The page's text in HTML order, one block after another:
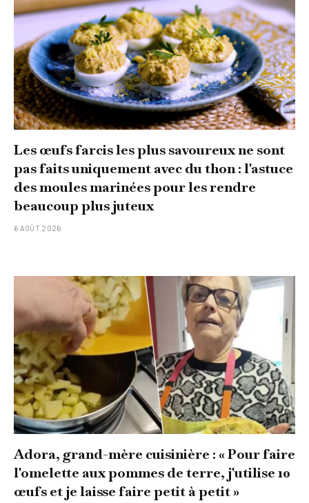
Les œufs farcis les plus savoureux ne sont
pas faits uniquement avec du thon : l'astuce
des moules marinées pour les rendre
beaucoup plus juteux
6 AOÛT 2026
Adora, grand-mère cuisinière : « Pour faire
l'omelette aux pommes de terre, j'utilise 10
œufs et je laisse faire petit à petit »